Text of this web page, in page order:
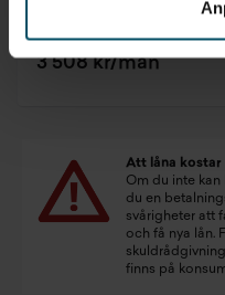
Exkl. moms
3 508 kr/mån
Att låna kostar
Om du inte
du en
svårigheter att
och få nya lån.
finns på